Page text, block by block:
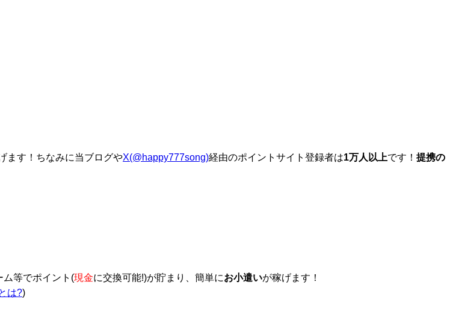
ます！ちなみに当ブログやX(@happy777song)経由のポイントサイト登録者は1万人以上です！ 提携の
ム等でポイント(現金に交換可能!)が貯まり、簡単にお小遣いが稼げます！
は?)